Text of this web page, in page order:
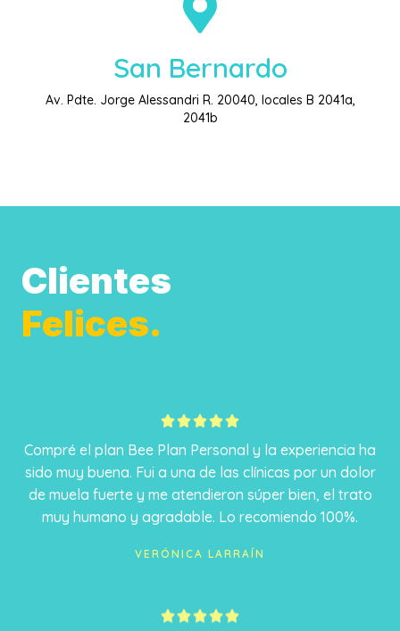
San Bernardo
Av. Pdte. Jorge Alessandri R. 20040, locales B 2041a,
2041b
Clientes
Felices.
5
Compré el plan Bee Plan Personal y la experiencia ha
sido muy buena. Fui a una de las clínicas por un dolor
de muela fuerte y me atendieron súper bien, el trato
muy humano y agradable. Lo recomiendo 100%.
VERÓNICA LARRAÍN
5